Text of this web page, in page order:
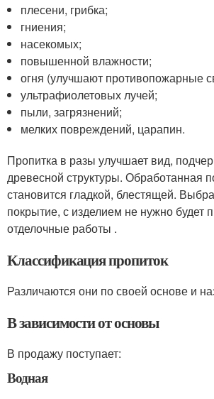
плесени, грибка;
гниения;
насекомых;
повышенной влажности;
огня (улучшают противопожарные
ультрафиолетовых лучей;
пыли, загрязнений;
мелких повреждений, царапин.
Пропитка в разы улучшает вид,
древесной структуры. Обработанная
становится гладкой, блестящей.
покрытие, с изделием не нужно будет
отделочные работы .
Классификация пропиток
Различаются они по своей основе и
В зависимости от основы
В продажу поступает:
Водная